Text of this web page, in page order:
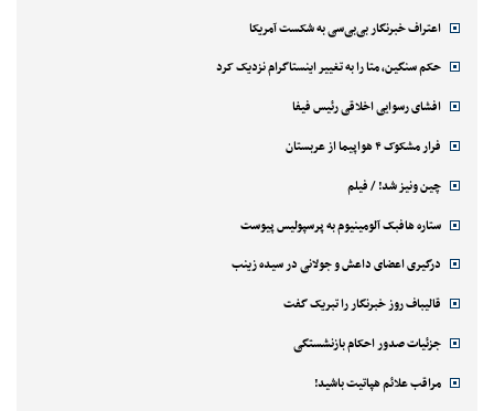
اعتراف خبرنگار بی‌بی‌سی به شکست آمریکا
حکم سنگین، متا را به تغییر اینستاگرام نزدیک کرد
افشای رسوایی اخلاقی رئیس فیفا
فرار مشکوک ۴ هواپیما از عربستان
چین ونیز شد! / فیلم
ستاره هافبک آلومینیوم به پرسپولیس پیوست
درگیری اعضای داعش و جولانی در سیده زینب
قالیباف روز خبرنگار را تبریک گفت
جزئیات صدور احکام بازنشستگی
مراقب علائم هپاتیت باشید!